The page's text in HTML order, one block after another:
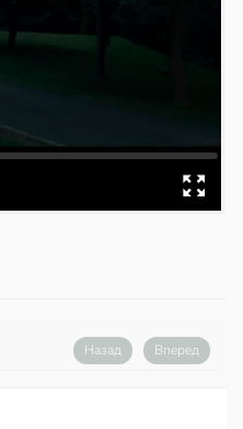
Назад Вперед